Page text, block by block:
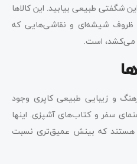
شگفتی طبیعی بیابید. این کالاها
ظروف شیشه‌ای و نقاشی‌هایی که
می‌کشد، است.
و زیبایی طبیعی کاپری وجود
سفر و کتاب‌های آشپزی. اینها
هستند که بینش عمیق‌تری نسبت